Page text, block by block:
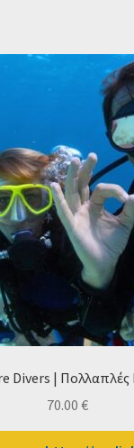
Divers | Πολλαπλές
70.00 €